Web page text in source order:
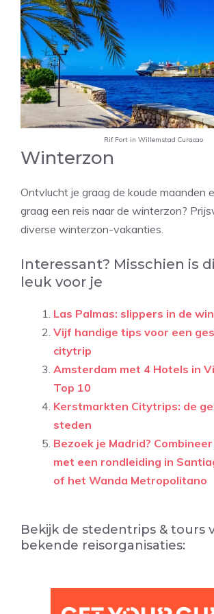
Rif Fort in Willemstad Curacao
Winterzon
Ontvlucht je graag de koude maanden
graag een reis naar de winterzon?
diverse winterzon-vakanties.
Interessant? Misschien is
leuk voor je
Las Palmas: slippers in de
Vijf handige tips voor een
citytrip
Amsterdam met 4 Hotels in
Top 10
Kerstmarkten Citytrips: de
steden
Bezoek je Madrid?
met een rondleiding in
of het Wanda Metropolitano
Bekijk de stedentrips & tours
bekende reisorganisaties: